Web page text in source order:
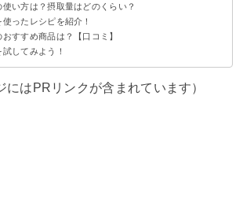
ような青臭さがある
い方は？摂取量はどのくらい？
そのまま・加熱どちらでもOK
の摂取量は1日6g程度
ったレシピを紹介！
ラダ
し
すすめ商品は？【口コミ】
ナオイル
有機ヴァージンカメリナオイル
リナオイル 460g 3個セット
してみよう！
にはPRリンクが含まれています）